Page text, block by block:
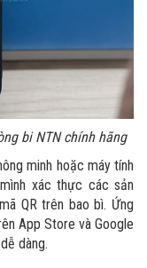
bi NTN chính hãng
minh hoặc máy tính
xác thực các sản
QR trên bao bì. Ứng
App Store và Google
dàng.